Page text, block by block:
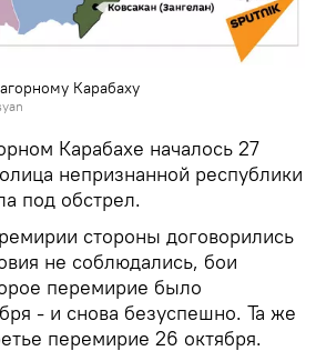
Карабаху
Карабахе началось 27
непризнанной республики
под обстрел.
стороны договорились
не соблюдались, бои
перемирие было
- и снова безуспешно. Та же
перемирие 26 октября.